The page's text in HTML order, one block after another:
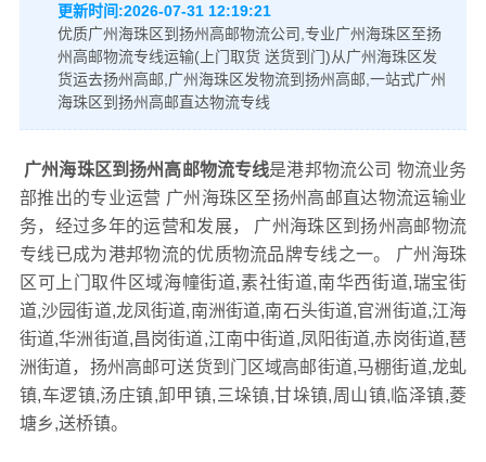
更新时间:2026-07-31 12:19:21
优质广州海珠区到扬州高邮物流公司,专业广州海珠区至扬
州高邮物流专线运输(上门取货 送货到门)从广州海珠区发
货运去扬州高邮,广州海珠区发物流到扬州高邮,一站式广州
海珠区到扬州高邮直达物流专线
广州海珠区到扬州高邮物流专线是港邦物流公司 物流业务
部推出的专业运营 广州海珠区至扬州高邮直达物流运输业
务，经过多年的运营和发展， 广州海珠区到扬州高邮物流
专线已成为港邦物流的优质物流品牌专线之一。 广州海珠
区可上门取件区域海幢街道,素社街道,南华西街道,瑞宝街
道,沙园街道,龙凤街道,南洲街道,南石头街道,官洲街道,江海
街道,华洲街道,昌岗街道,江南中街道,凤阳街道,赤岗街道,琶
洲街道，扬州高邮可送货到门区域高邮街道,马棚街道,龙虬
镇,车逻镇,汤庄镇,卸甲镇,三垛镇,甘垛镇,周山镇,临泽镇,菱
塘乡,送桥镇。